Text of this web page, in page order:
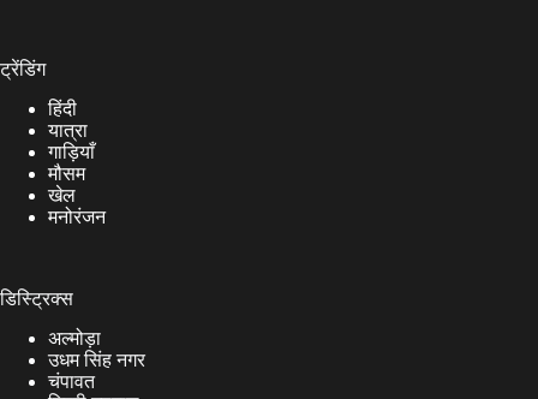
ट्रेंडिंग
हिंदी
यात्रा
गाड़ियाँ
मौसम
खेल
मनोरंजन
डिस्ट्रिक्स
अल्मोड़ा
उधम सिंह नगर
चंपावत